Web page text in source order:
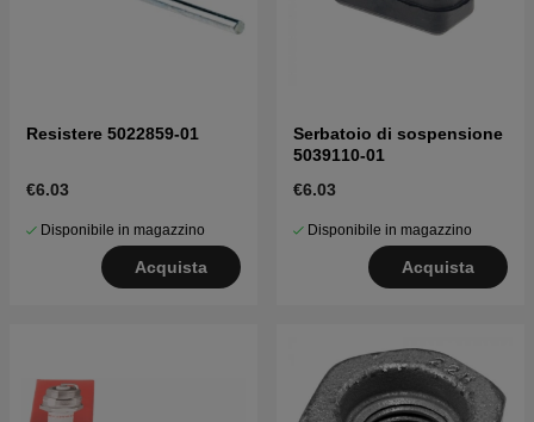
Resistere 5022859-01
€6.03
Disponibile in magazzino
Acquista
Serbatoio di sospensione
5039110-01
€6.03
Disponibile in magazzino
Acquista